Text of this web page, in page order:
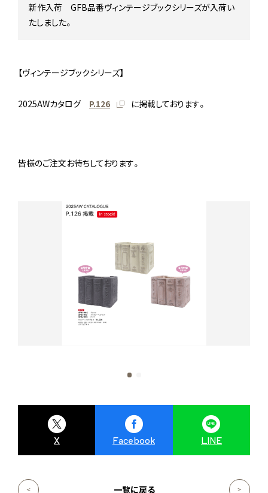
新作入荷 GFB品番ヴィンテージブックシリーズが入荷い
たしました。
【ヴィンテージブックシリーズ】
2025AWカタログ P.126 に掲載しております。
皆様のご注文お待ちしております。
X Facebook LINE
一覧に戻る